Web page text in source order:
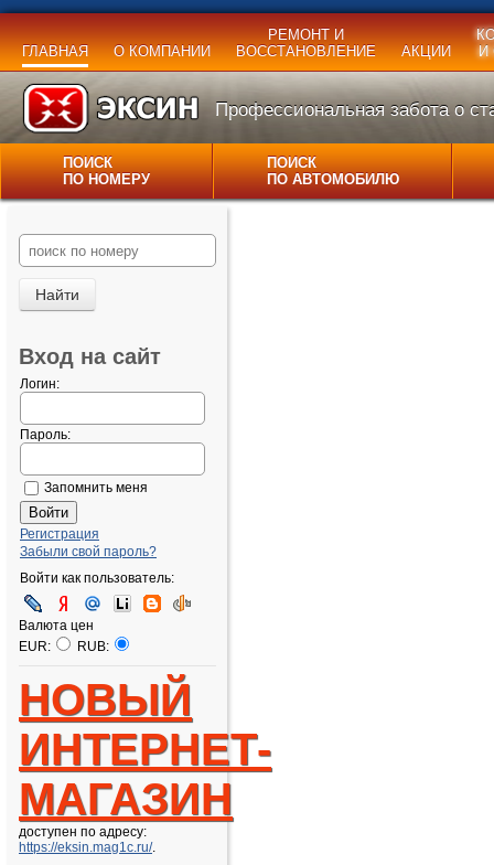
ГЛАВНАЯ О КОМПАНИИ
РЕМОНТ И
ВОССТАНОВЛЕНИЕ
АКЦИИ
И
Профессиональная забота о
ПОИСК
ПО НОМЕРУ
ПОИСК
ПО АВТОМОБИЛЮ
Вход на сайт
Логин:
Пароль:
Запомнить меня
Регистрация
Забыли свой пароль?
Войти как пользователь:
Валюта цен
EUR:
RUB:
НОВЫЙ
ИНТЕРНЕТ-
МАГАЗИН
доступен по адресу:
https://eksin.mag1c.ru/.